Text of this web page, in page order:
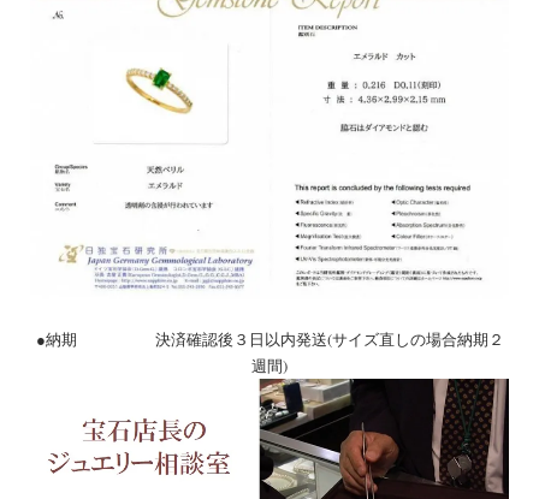
●納期 決済確認後３日以内発送(サイズ直しの場合納期２
週間)